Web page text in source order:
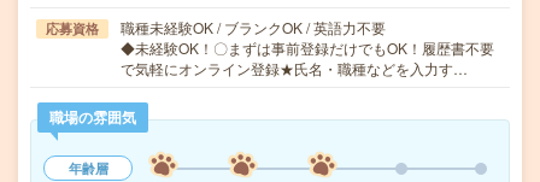
応募資格
職種未経験OK / ブランクOK / 英語力不要
◆未経験OK！〇まずは事前登録だけでもOK！履歴書不要
で気軽にオンライン登録★氏名・職種などを入力す…
職場の雰囲気
年齢層